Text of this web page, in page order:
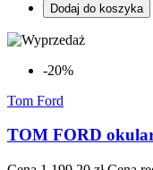
Dodaj do koszyka
-20%
Tom Ford
TOM FORD